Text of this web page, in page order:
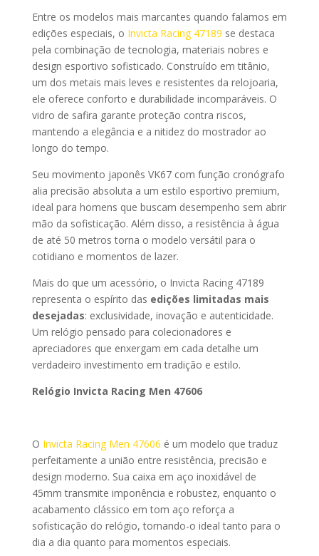
Entre os modelos mais marcantes quando falamos em
edições especiais, o Invicta Racing 47189 se destaca
pela combinação de tecnologia, materiais nobres e
design esportivo sofisticado. Construído em titânio,
um dos metais mais leves e resistentes da relojoaria,
ele oferece conforto e durabilidade incomparáveis. O
vidro de safira garante proteção contra riscos,
mantendo a elegância e a nitidez do mostrador ao
longo do tempo.
Seu movimento japonês VK67 com função cronógrafo
alia precisão absoluta a um estilo esportivo premium,
ideal para homens que buscam desempenho sem abrir
mão da sofisticação. Além disso, a resistência à água
de até 50 metros torna o modelo versátil para o
cotidiano e momentos de lazer.
Mais do que um acessório, o Invicta Racing 47189
representa o espírito das edições limitadas mais
desejadas: exclusividade, inovação e autenticidade.
Um relógio pensado para colecionadores e
apreciadores que enxergam em cada detalhe um
verdadeiro investimento em tradição e estilo.
Relógio Invicta Racing Men 47606
O Invicta Racing Men 47606 é um modelo que traduz
perfeitamente a união entre resistência, precisão e
design moderno. Sua caixa em aço inoxidável de
45mm transmite imponência e robustez, enquanto o
acabamento clássico em tom aço reforça a
sofisticação do relógio, tornando-o ideal tanto para o
dia a dia quanto para momentos especiais.